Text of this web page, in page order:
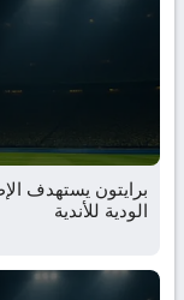
برايتون يستهدف
الودية للأندية